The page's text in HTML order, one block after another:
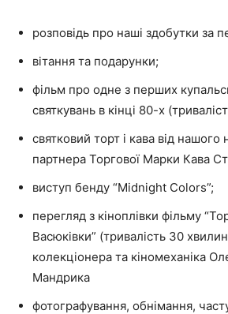
розповідь про наші здобутки за
вітання та подарунки;
фільм про одне з перших
святкувань в кінці 80-х
святковий торт і кава від нашого
партнера Торгової Марки Кава
виступ бенду “Midnight Colors”;
перегляд з кіноплівки фільму
Васюківки” (тривалість 30
колекціонера та кіномеханіка
Мандрика
фотографування, обнімання,